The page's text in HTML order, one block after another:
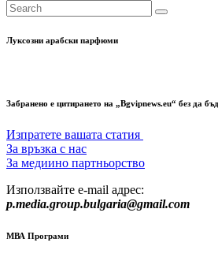
Луксозни арабски парфюми
Забранено е цитирането на „Bgvipnews.eu“ без да
Изпратете вашата статия
За връзка с нас
За медиино партньорство
Използвайте e-mail адрес:
p.media.group.bulgaria@gmail.com
МВА Програми